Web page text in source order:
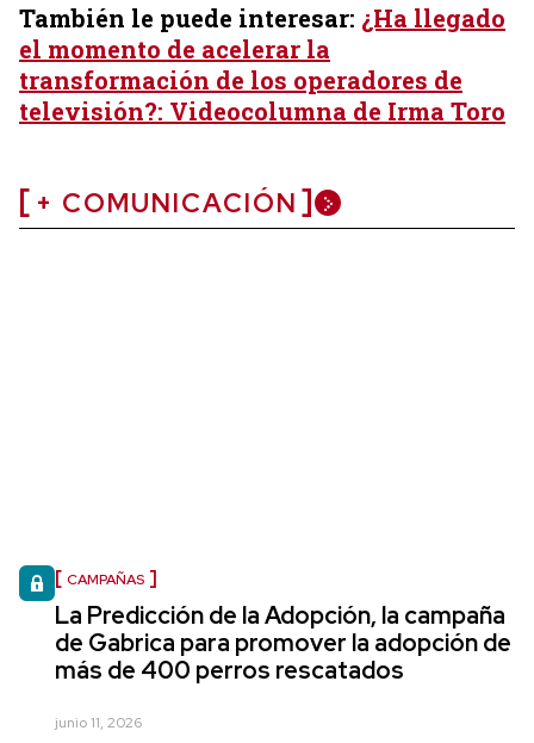
También le puede interesar: ¿Ha llegado
el momento de acelerar la
transformación de los operadores de
televisión?: Videocolumna de Irma Toro
+ COMUNICACIÓN
CAMPAÑAS
La Predicción de la Adopción, la campaña
de Gabrica para promover la adopción de
más de 400 perros rescatados
junio 11, 2026